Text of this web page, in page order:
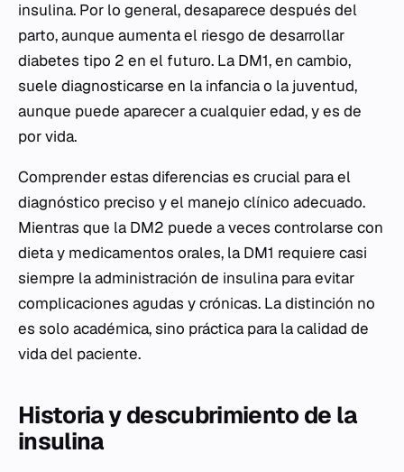
insulina. Por lo general, desaparece después del
parto, aunque aumenta el riesgo de desarrollar
diabetes tipo 2 en el futuro. La DM1, en cambio,
suele diagnosticarse en la infancia o la juventud,
aunque puede aparecer a cualquier edad, y es de
por vida.
Comprender estas diferencias es crucial para el
diagnóstico preciso y el manejo clínico adecuado.
Mientras que la DM2 puede a veces controlarse con
dieta y medicamentos orales, la DM1 requiere casi
siempre la administración de insulina para evitar
complicaciones agudas y crónicas. La distinción no
es solo académica, sino práctica para la calidad de
vida del paciente.
Historia y descubrimiento de la
insulina